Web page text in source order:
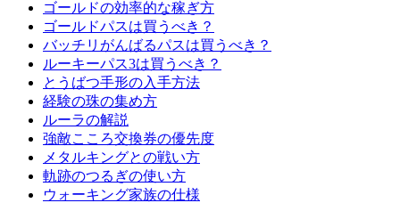
ゴールドの効率的な稼ぎ方
ゴールドパスは買うべき？
バッチリがんばるパスは買うべき？
ルーキーパス3は買うべき？
とうばつ手形の入手方法
経験の珠の集め方
ルーラの解説
強敵こころ交換券の優先度
メタルキングとの戦い方
軌跡のつるぎの使い方
ウォーキング家族の仕様